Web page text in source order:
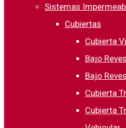
Sistemas
Cubiertas
Cubierta
Bajo
Bajo
Cubierta
Cubierta